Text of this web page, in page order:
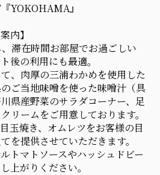
YOKOHAMA』
内】
滞在時間お部屋でお過ごしい
後の利用にも最適。
、肉厚の三浦わかめを使用した
ご当地味噌を使った味噌汁（具
県産野菜のサラダコーナー、足
リームをご用意しております。
玉焼き、オムレツをお客様の目
を提供させていただきます。
トマトソースやハッシュドビー
上がりください。